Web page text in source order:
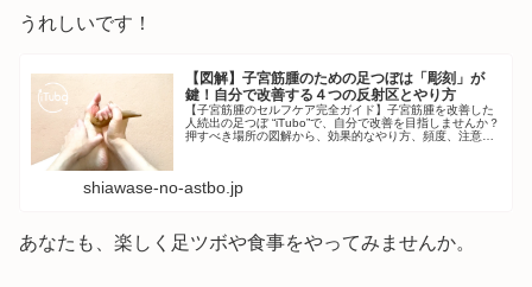
うれしいです！
【図解】子宮筋腫のための足つぼは「彫刻」が
鍵！自分で改善する４つの反射区とやり方
【子宮筋腫のセルフケア完全ガイド】子宮筋腫を改善した
人続出の足つぼ “iTubo”で、自分で改善を目指しませんか？
押すべき場所の図解から、効果的なやり方、頻度、注意点
shiawase-no-astbo.jp
あなたも、楽しく足ツボや食事をやってみませんか。